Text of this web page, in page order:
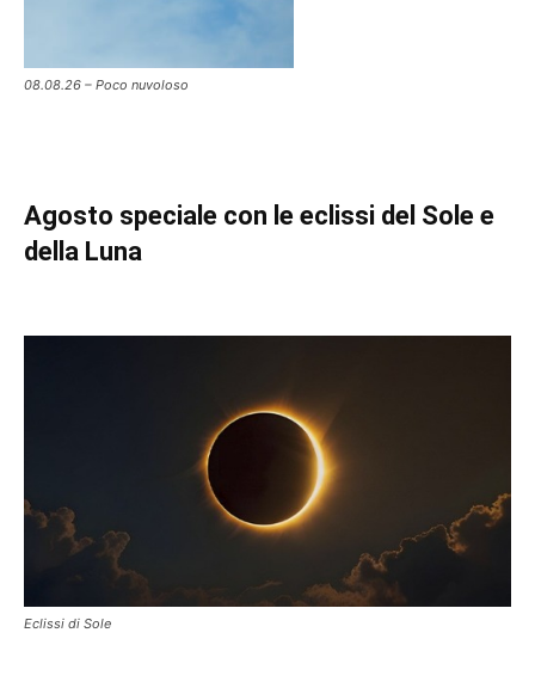
08.08.26 – Poco nuvoloso
Agosto speciale con le eclissi del Sole e
della Luna
Eclissi di Sole